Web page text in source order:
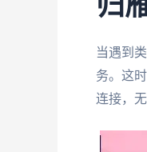
归
当遇到
务。这
连接，